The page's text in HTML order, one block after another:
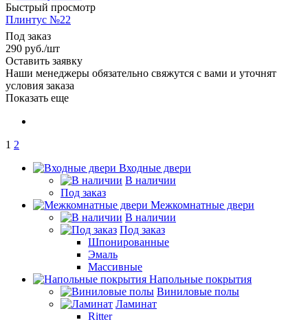
Быстрый просмотр
Плинтус №22
Под заказ
290 руб./шт
Оставить заявку
Наши менеджеры обязательно свяжутся с вами и уточнят
условия заказа
Показать еще
1 2
Входные двери
В наличии
Под заказ
Межкомнатные двери
В наличии
Под заказ
Шпонированные
Эмаль
Массивные
Напольные покрытия
Виниловые полы
Ламинат
Ritter